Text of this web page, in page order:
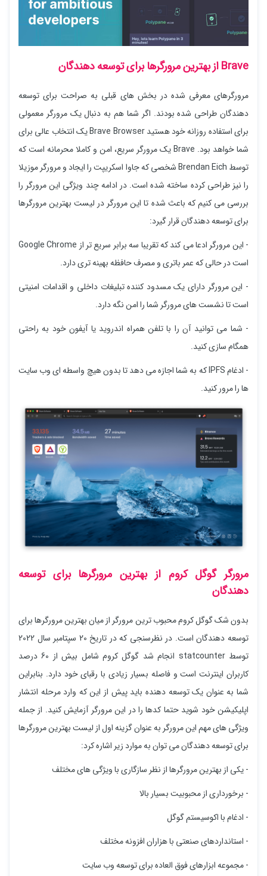
Brave از بهترین مرورگرها برای توسعه دهندگان
مرورگرهای معرفی شده در بخش های قبلی به صراحت برای توسعه
دهندگان طراحی شده بودند. اگر شما هم به دنبال یک مرورگر معمولی
برای استفاده روزانه خود هستید Brave Browser یک انتخاب عالی برای
شما خواهد بود. Brave یک مرورگر سریع، امن و کاملا محرمانه است که
توسط Brendan Eich شخصی که جاوا اسکریپت را ایجاد و مرورگر موزیلا
را نیز طراحی کرده ساخته شده است. در ادامه چند ویژگی این مرورگر را
بررسی می کنیم که باعث شده تا این مرورگر در لیست بهترین مرورگرها
برای توسعه دهندگان قرار گیرد:
- این مرورگر ادعا می کند که تقریبا سه برابر سریع تر از Google Chrome
است در حالی که عمر باتری و مصرف حافظه بهینه تری دارد.
- این مرورگر دارای یک مسدود کننده تبلیغات داخلی و اقدامات امنیتی
است تا نشست های مرورگر شما را امن نگه دارد.
- شما می توانید آن را با تلفن همراه اندروید یا آیفون خود به راحتی
همگام سازی کنید.
- ادغام IPFS که به شما اجازه می دهد تا بدون هیچ واسطه ای وب سایت
ها را مرور کنید.
مرورگر گوگل کروم از بهترین مرورگرها برای توسعه
دهندگان
بدون شک گوگل کروم محبوب ترین مرورگر از میان بهترین مرورگرها برای
توسعه دهندگان است. در نظرسنجی که در تاریخ 20 سپتامبر سال 2022
توسط statcounter انجام شد گوگل کروم شامل بیش از 60 درصد
کاربران اینترنت است و فاصله بسیار زیادی با رقبای خود دارد. بنابراین
شما به عنوان یک توسعه دهنده باید پیش از این که وارد مرحله انتشار
اپلیکیشن خود شوید حتما کدها را در این مرورگر آزمایش کنید. از جمله
ویژگی های مهم این مرورگر به عنوان گزینه اول از لیست بهترین مرورگرها
برای توسعه دهندگان می توان به موارد زیر اشاره کرد:
- یکی از بهترین مرورگرها از نظر سازگاری با ویژگی های مختلف
- برخورداری از محبوبیت بسیار بالا
- ادغام با اکوسیستم گوگل
- استانداردهای صنعتی با هزاران افزونه مختلف
- مجموعه ابزارهای فوق العاده برای توسعه وب سایت